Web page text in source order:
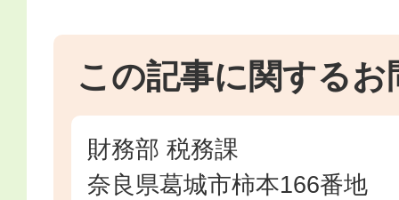
この記事に関するお
財務部 税務課
奈良県葛城市柿本166番地